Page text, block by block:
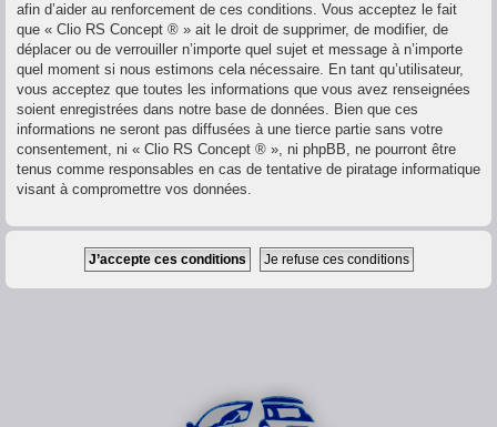
afin d’aider au renforcement de ces conditions. Vous acceptez le fait
que « Clio RS Concept ® » ait le droit de supprimer, de modifier, de
déplacer ou de verrouiller n’importe quel sujet et message à n’importe
quel moment si nous estimons cela nécessaire. En tant qu’utilisateur,
vous acceptez que toutes les informations que vous avez renseignées
soient enregistrées dans notre base de données. Bien que ces
informations ne seront pas diffusées à une tierce partie sans votre
consentement, ni « Clio RS Concept ® », ni phpBB, ne pourront être
tenus comme responsables en cas de tentative de piratage informatique
visant à compromettre vos données.